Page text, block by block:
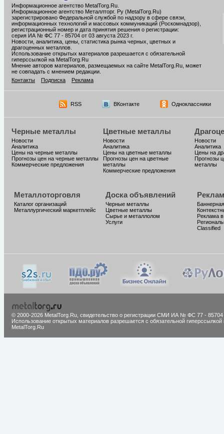
Информационное агентство MetalTorg.Ru
Информационное агентство Металлторг. Ру (MetalTorg.Ru)
зарегистрировано Федеральной службой по надзору в сфере связи,
информационных технологий и массовых коммуникаций (Роскомнадзор),
регистрационный номер и дата принятия решения о регистрации:
серия ИА № ФС 77 - 85704 от 03 августа 2023 г.
Новости, аналитика, цены, статистика рынка черных, цветных и
драгоценных металлов.
Использование открытых материалов разрешается с обязательной
гиперссылкой на MetalTorg.Ru
Мнение авторов материалов, размещаемых на сайте MetalTorg.Ru, может
не совпадать с мнением редакции.
Контакты
Подписка Реклама
RSS ВКонтакте Одноклассники
Черные металлы
Новости
Аналитика
Цены на черные металлы
Прогнозы цен на черные металлы
Коммерческие предложения
Цветные металлы
Новости
Аналитика
Цены на цветные металлы
Прогнозы цен на цветные
металлы
Коммерческие предложения
Новости
Аналитика
Цены на
Прогнозы
металлы
Металлоторговля
Каталог организаций
Металлургический маркетплейс
Доска объявлений
Черные металлы
Цветные металлы
Сырье и металлолом
Услуги
Реклама
Classified
© 2000-2026 MetalTorg.Ru, cвидетельство о регистрации СМИ ИА № ФС 77 - 85704
Использование открытых материалов разрешается с обязательной гиперссылкой
MetalTorg.Ru